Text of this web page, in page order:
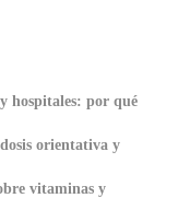
hospitales: por qué
orientativa y
vitaminas y